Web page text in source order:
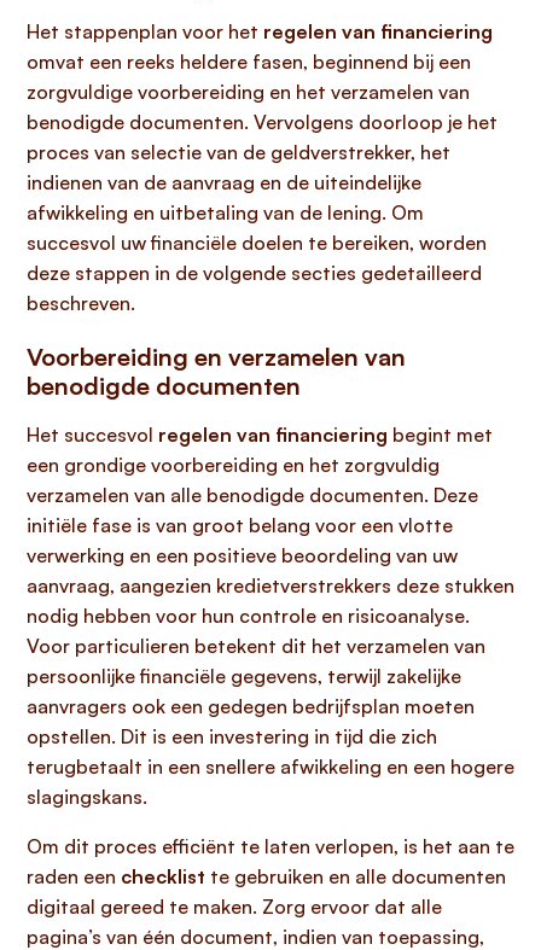
Het stappenplan voor het regelen van financiering
omvat een reeks heldere fasen, beginnend bij een
zorgvuldige voorbereiding en het verzamelen van
benodigde documenten. Vervolgens doorloop je het
proces van selectie van de geldverstrekker, het
indienen van de aanvraag en de uiteindelijke
afwikkeling en uitbetaling van de lening. Om
succesvol uw financiële doelen te bereiken, worden
deze stappen in de volgende secties gedetailleerd
beschreven.
Voorbereiding en verzamelen van
benodigde documenten
Het succesvol regelen van financiering begint met
een grondige voorbereiding en het zorgvuldig
verzamelen van alle benodigde documenten. Deze
initiële fase is van groot belang voor een vlotte
verwerking en een positieve beoordeling van uw
aanvraag, aangezien kredietverstrekkers deze stukken
nodig hebben voor hun controle en risicoanalyse.
Voor particulieren betekent dit het verzamelen van
persoonlijke financiële gegevens, terwijl zakelijke
aanvragers ook een gedegen bedrijfsplan moeten
opstellen. Dit is een investering in tijd die zich
terugbetaalt in een snellere afwikkeling en een hogere
slagingskans.
Om dit proces efficiënt te laten verlopen, is het aan te
raden een checklist te gebruiken en alle documenten
digitaal gereed te maken. Zorg ervoor dat alle
pagina’s van één document, indien van toepassing,